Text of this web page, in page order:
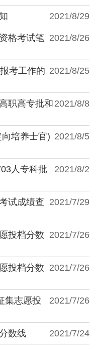
2021/8/29
2021/8/26
格考试笔
2021/8/25
考工作的
2021/8/8
职高专批和
2021/8/5
培养士官)
2021/8/2
人专科批
2021/7/29
试成绩查
2021/7/26
投档分数
2021/7/26
投档分数
2021/7/26
集志愿投
2021/7/24
数线